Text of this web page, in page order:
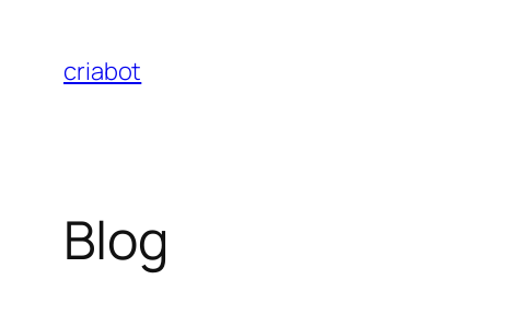
criabot
Blog